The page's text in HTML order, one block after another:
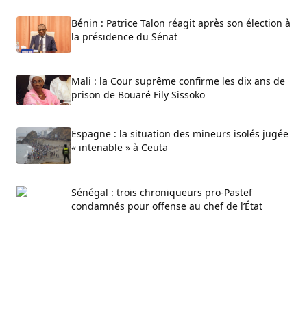
Bénin : Patrice Talon réagit après son élection à
la présidence du Sénat
Mali : la Cour suprême confirme les dix ans de
prison de Bouaré Fily Sissoko
Espagne : la situation des mineurs isolés jugée
« intenable » à Ceuta
Sénégal : trois chroniqueurs pro-Pastef
condamnés pour offense au chef de l’État